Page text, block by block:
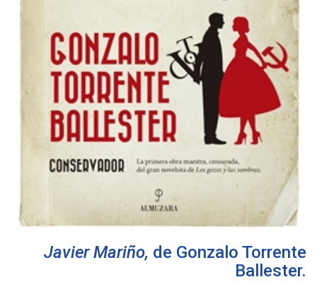
Javier Mariño, de Gonzalo Torrente
Ballester.